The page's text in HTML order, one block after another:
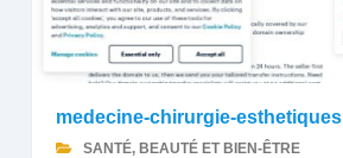
medecine-chirurgie-esthetiques
SANTÉ, BEAUTÉ ET BIEN-ÊTRE